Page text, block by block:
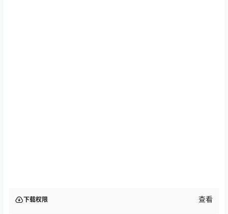
下载权限 查看